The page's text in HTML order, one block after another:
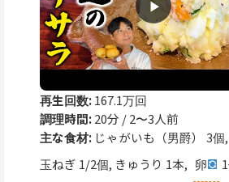
再生回数:167.1万回
調理時間:20分 / 2〜3人前
主な食材: じゃがいも（男爵） 3
玉ねぎ 1/2個, きゅうり 1本, 卵